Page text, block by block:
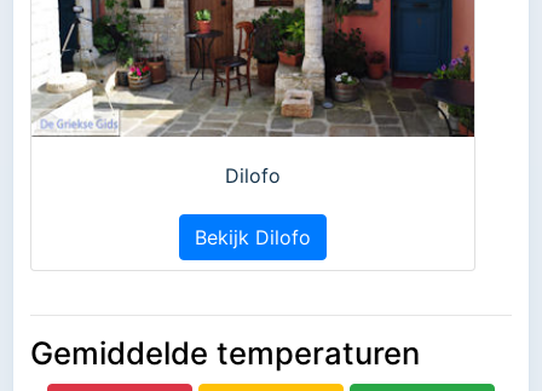
Dilofo
Bekijk Dilofo
Gemiddelde temperaturen